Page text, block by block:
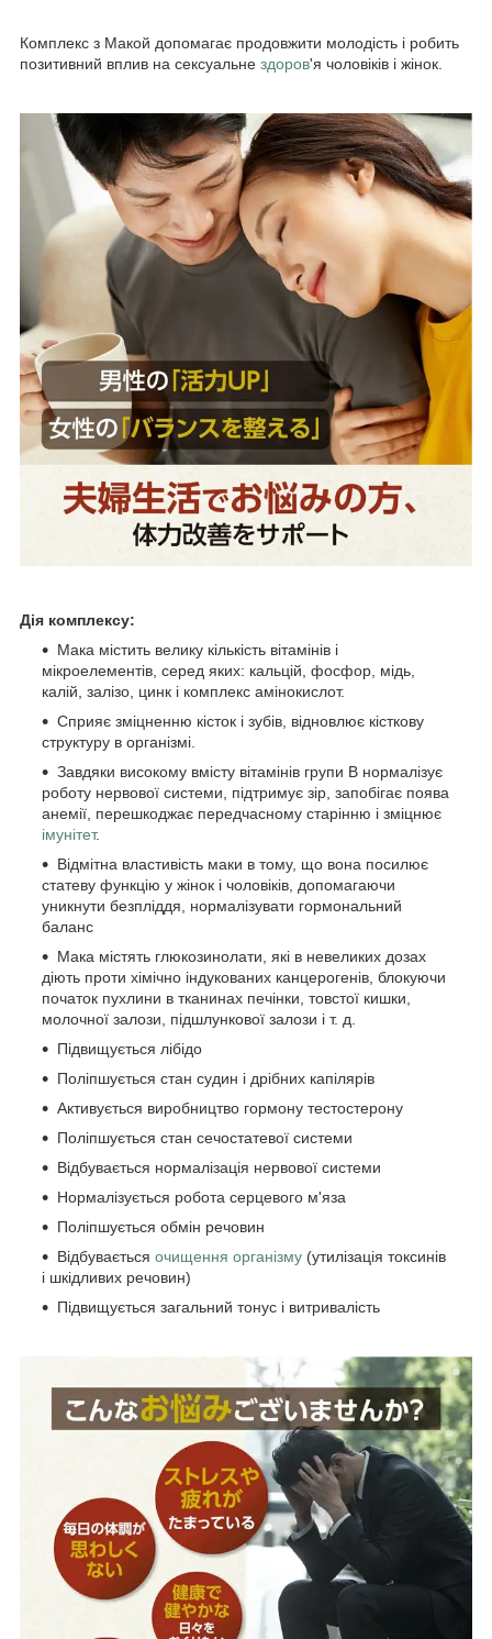
Комплекс з Макой допомагає продовжити молодість і робить
позитивний вплив на сексуальне здоров'я чоловіків і жінок.
Дія комплексу:
Мака містить велику кількість вітамінів і
мікроелементів, серед яких: кальцій, фосфор, мідь,
калій, залізо, цинк і комплекс амінокислот.
Сприяє зміцненню кісток і зубів, відновлює кісткову
структуру в організмі.
Завдяки високому вмісту вітамінів групи B нормалізує
роботу нервової системи, підтримує зір, запобігає поява
анемії, перешкоджає передчасному старінню і зміцнює
імунітет.
Відмітна властивість маки в тому, що вона посилює
статеву функцію у жінок і чоловіків, допомагаючи
уникнути безпліддя, нормалізувати гормональний
баланс
Мака містять глюкозинолати, які в невеликих дозах
діють проти хімічно індукованих канцерогенів, блокуючи
початок пухлини в тканинах печінки, товстої кишки,
молочної залози, підшлункової залози і т. д.
Підвищується лібідо
Поліпшується стан судин і дрібних капілярів
Активується виробництво гормону тестостерону
Поліпшується стан сечостатевої системи
Відбувається нормалізація нервової системи
Нормалізується робота серцевого м'яза
Поліпшується обмін речовин
Відбувається очищення організму (утилізація токсинів
і шкідливих речовин)
Підвищується загальний тонус і витривалість